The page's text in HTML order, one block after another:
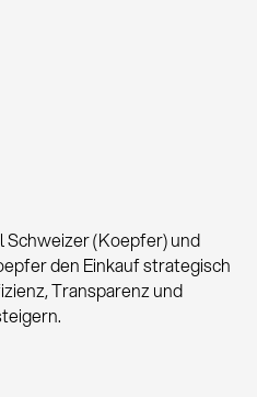
Schweizer (Koepfer) und
den Einkauf strategisch
Transparenz und